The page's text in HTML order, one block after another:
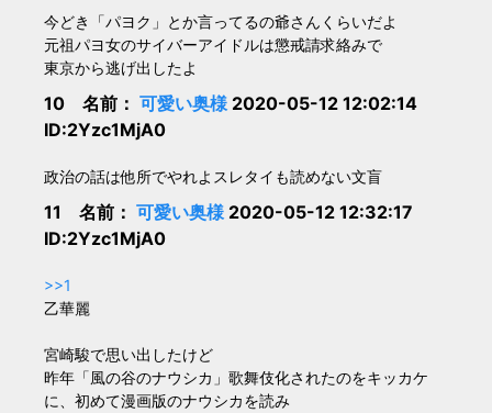
今どき「パヨク」とか言ってるの爺さんくらいだよ
元祖パヨ女のサイバーアイドルは懲戒請求絡みで
東京から逃げ出したよ
10 名前： 可愛い奥様2020-05-12 12:02:14
ID:2Yzc1MjA0
政治の話は他所でやれよスレタイも読めない文盲
11 名前： 可愛い奥様2020-05-12 12:32:17
ID:2Yzc1MjA0
>>1
乙華麗
宮崎駿で思い出したけど
昨年「風の谷のナウシカ」歌舞伎化されたのをキッカケ
に、初めて漫画版のナウシカを読み